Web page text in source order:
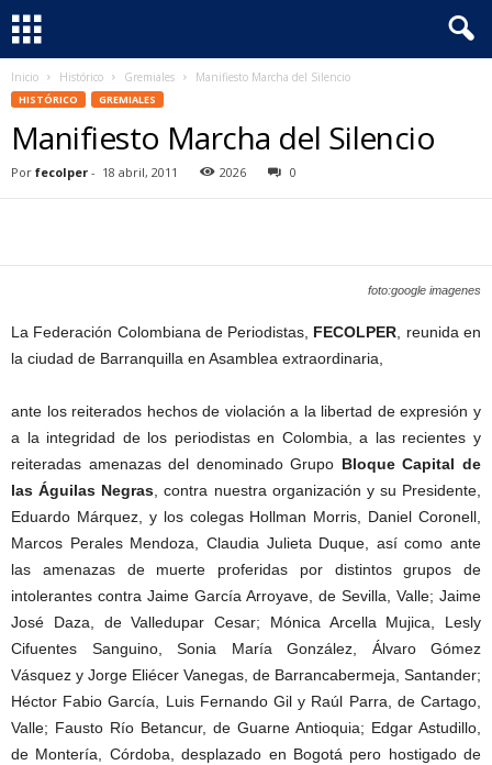
Inicio Histórico Gremiales Manifiesto Marcha del Silencio
HISTÓRICO GREMIALES
Manifiesto Marcha del Silencio
Por fecolper - 18 abril, 2011 2026 0
foto:google imagenes
La Federación Colombiana de Periodistas, FECOLPER , reunida en
la ciudad de Barranquilla en Asamblea extraordinaria,
ante los reiterados hechos de violación a la libertad de expresión y
a la integridad de los periodistas en Colombia, a las recientes y
reiteradas amenazas del denominado Grupo Bloque Capital de
las Águilas Negras , contra nuestra organización y su Presidente,
Eduardo Márquez, y los colegas Hollman Morris, Daniel Coronell,
Marcos Perales Mendoza, Claudia Julieta Duque, así como ante
las amenazas de muerte proferidas por distintos grupos de
intolerantes contra Jaime García Arroyave, de Sevilla, Valle; Jaime
José Daza, de Valledupar Cesar; Mónica Arcella Mujica, Lesly
Cifuentes Sanguino, Sonia María González, Álvaro Gómez
Vásquez y Jorge Eliécer Vanegas, de Barrancabermeja, Santander;
Héctor Fabio García, Luis Fernando Gil y Raúl Parra, de Cartago,
Valle; Fausto Río Betancur, de Guarne Antioquia; Edgar Astudillo,
de Montería, Córdoba, desplazado en Bogotá pero hostigado de